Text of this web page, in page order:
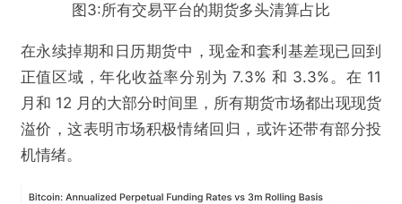
图3:所有交易平台的期货多头清算占比
在永续掉期和日历期货中，现金和套利基差现已回到
正值区域，年化收益率分别为 7.3% 和 3.3%。在 11
月和 12 月的大部分时间里，所有期货市场都出现现货
溢价，这表明市场积极情绪回归，或许还带有部分投
机情绪。